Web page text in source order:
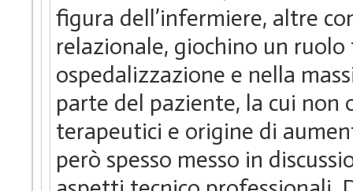
figura dell’infermiere, altre
relazionale, giochino un
ospedalizzazione e nella
parte del paziente, la cui non
terapeutici e origine di
però spesso messo in